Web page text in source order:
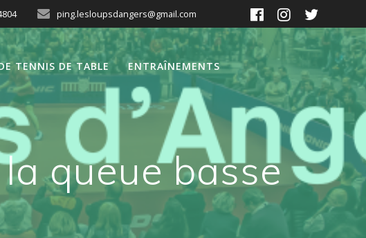
ping.lesloupsdangers@gmail.com
TENNIS DE TABLE ENTRAÎNEMENTS
queue basse